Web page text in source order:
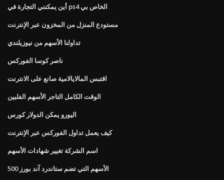
أين يمكنني التجارة في ps4 الخاص بي
مستودع المنزل من المخزون عبر الإنترنت
تداولنا الأسهم من نيوزيلندي
ناصر كوسا الفوركس
اقتبس المالايالامية صانع على الانترنت
الوقت الكامل التاجر الأسهم الفلبين
اليورو يمكن الدولار كورس
كيف يعمل تداول الفوركس عبر الإنترنت
اسم الشركة تغيير شهادات الأسهم
الأسهم التي تضم ستاندرد آند بورز 500